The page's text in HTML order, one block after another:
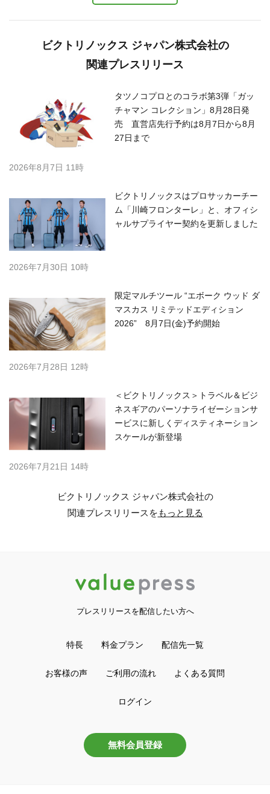
ビクトリノックス ジャパン株式会社の
関連プレスリリース
タツノコプロとのコラボ第3弾「ガッ
チャマン コレクション」8月28日発
売 直営店先行予約は8月7日から8月
27日まで
2026年8月7日 11時
ビクトリノックスはプロサッカーチー
ム「川崎フロンターレ」と、オフィシ
ャルサプライヤー契約を更新しました
2026年7月30日 10時
限定マルチツール “エボーク ウッド ダ
マスカス リミテッドエディション
2026” 8月7日(金)予約開始
2026年7月28日 12時
＜ビクトリノックス＞トラベル＆ビジ
ネスギアのパーソナライゼーションサ
ービスに新しくディスティネーション
スケールが新登場
2026年7月21日 14時
ビクトリノックス ジャパン株式会社の
関連プレスリリースをもっと見る
プレスリリースを配信したい方へ
特長 料金プラン 配信先一覧
お客様の声 ご利用の流れ よくある質問
ログイン
無料会員登録